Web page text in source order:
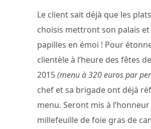
Le client sait déjà que les
choisis mettront son palais et
papilles en émoi ! Pour
clientèle à l’heure des fêtes
2015(menu à 320 euros par
chef et sa brigade ont déjà
menu. Seront mis à l’honneur
millefeuille de foie gras de